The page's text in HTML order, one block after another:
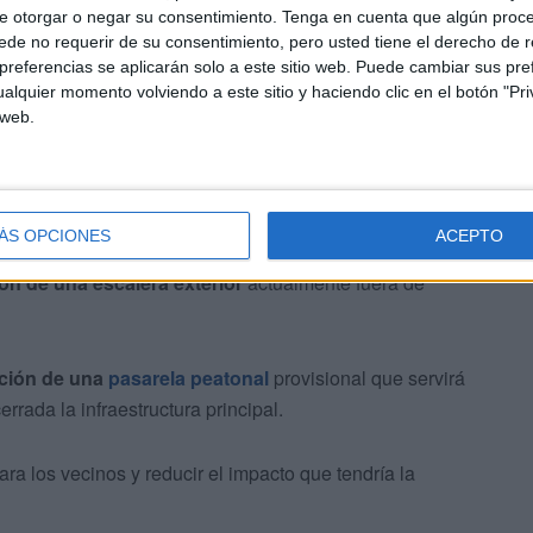
otorgar o negar su consentimiento. Tenga en cuenta que algún
no requerir de su consentimiento, pero usted tiene el derecho de
se aplicarán solo a este sitio web. Puede cambiar sus
momento volviendo a este sitio y haciendo clic en el botón
OPCIONES ACEPTO
de los accesos provisionales que permitirán evitar el
de las obras.
de una escalera exterioractualmente fuera de
de una pasarela peatonal provisional que servirá
la infraestructura principal.
los vecinos y reducir el impacto que tendría la